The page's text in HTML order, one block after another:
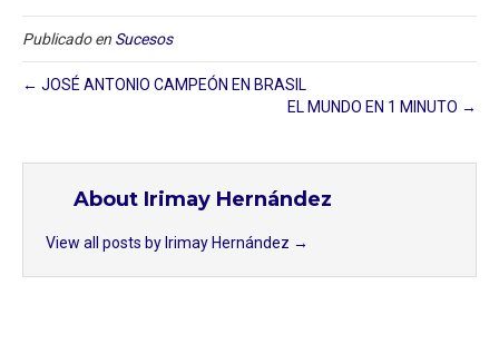
Publicado en Sucesos
← JOSÉ ANTONIO CAMPEÓN EN BRASIL
EL MUNDO EN 1 MINUTO →
About Irimay Hernández
View all posts by Irimay Hernández →